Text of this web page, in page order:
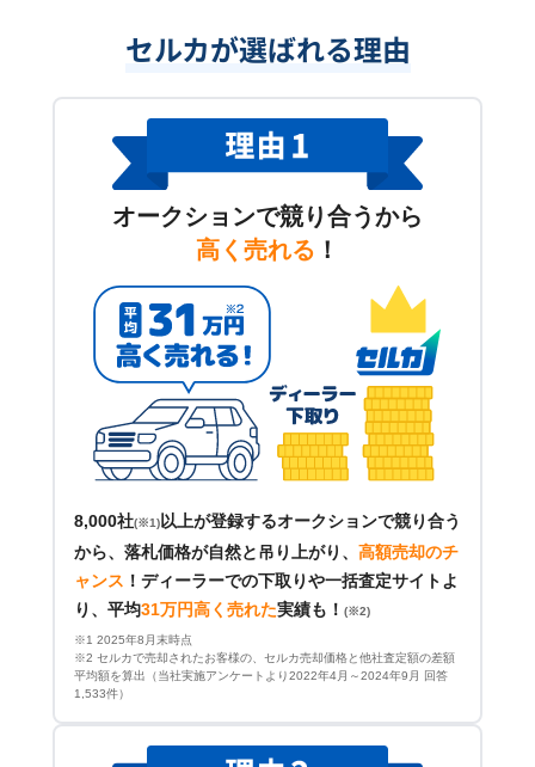
セルカが選ばれる理由
オークションで競り合うから
高く売れる ！
8,000社(※1) 以上が登録するオークションで競り合う
から、落札価格が自然と吊り上がり、 高額売却のチ
ャンス ！ ディーラーでの下取りや一括査定サイトよ
り、平均31万円高く売れた実績も！ (※2)
※1 2025年8月末時点
※2 セルカで売却されたお客様の、セルカ売却価格と他社査定額の差額
平均額を算出（当社実施アンケートより2022年4月～2024年9月 回答
1,533件）